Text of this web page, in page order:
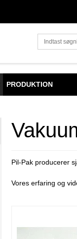
PRODUKTION
Pil-Pak producerer
Vores erfaring og